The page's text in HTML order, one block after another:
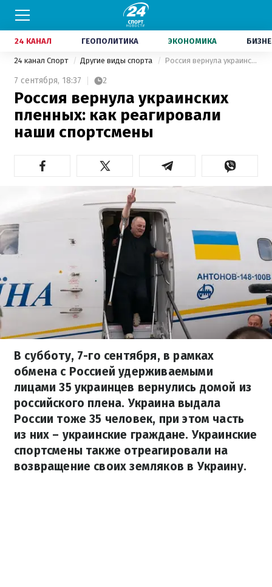
24 КАНАЛ ГЕОПОЛИТИКА ЭКОНОМИКА
24 канал Спорт Другие виды спорта Россия вернула украинских пленных: как реагировали наши спортсмены
7 сентября, 18:37 2
Россия вернула украинских
пленных: как реагировали
наши спортсмены
В субботу, 7-го сентября, в рамках
обмена с Россией удерживаемыми
лицами 35 украинцев вернулись домой из
российского плена. Украина выдала
России тоже 35 человек, при этом часть
из них – украинские граждане. Украинские
спортсмены также отреагировали на
возвращение своих земляков в Украину.